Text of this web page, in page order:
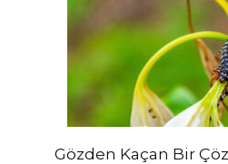
Gözden Kaçan Bir